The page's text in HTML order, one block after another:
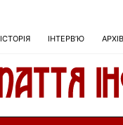
ІСТОРІЯ ІНТЕРВ’Ю АРХІВ